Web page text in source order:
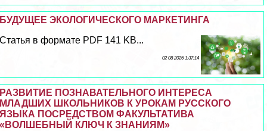
БУДУЩЕЕ ЭКОЛОГИЧЕСКОГО МАРКЕТИНГА
Статья в формате PDF 141 KB...
02 08 2026 1:37:14
РАЗВИТИЕ ПОЗНАВАТЕЛЬНОГО ИНТЕРЕСА
МЛАДШИХ ШКОЛЬНИКОВ К УРОКАМ РУССКОГО
ЯЗЫКА ПОСРЕДСТВОМ ФАКУЛЬТАТИВА
«ВОЛШЕБНЫЙ КЛЮЧ К ЗНАНИЯМ»